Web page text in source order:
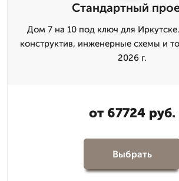
Стандартный
Дом 7 на 10 под ключ для
конструктив, инженерные схемы и
2026 г.
от 67724 руб.
Выбрать